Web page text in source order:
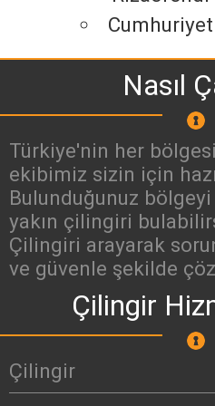
Nasıl
Türkiye'nin her
ekibimiz sizin için
Bulunduğunuz
yakın çilingiri
Çilingiri arayarak
ve güvenle şekilde
Çilingir
Çilingir